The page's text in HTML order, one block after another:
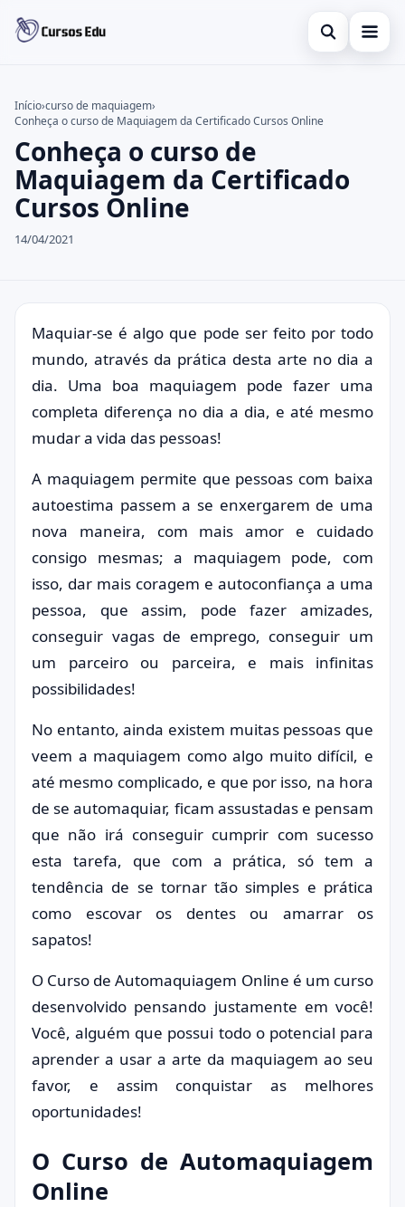
Abrir busca
Inglês
Idiomas
espanhol
Buscar no site
Buscar por:
Pressione Enter para buscar ou ESC para fechar.
Início›curso de maquiagem›
Conheça o curso de Maquiagem da Certificado Cursos Online
Conheça o curso de
Maquiagem da Certificado
Cursos Online
14/04/2021
Maquiar-se é algo que pode ser feito por todo
mundo, através da prática desta arte no dia a
dia. Uma boa maquiagem pode fazer uma
completa diferença no dia a dia, e até mesmo
mudar a vida das pessoas!
A maquiagem permite que pessoas com baixa
autoestima passem a se enxergarem de uma
nova maneira, com mais amor e cuidado
consigo mesmas; a maquiagem pode, com
isso, dar mais coragem e autoconfiança a uma
pessoa, que assim, pode fazer amizades,
conseguir vagas de emprego, conseguir um
um parceiro ou parceira, e mais infinitas
possibilidades!
No entanto, ainda existem muitas pessoas que
veem a maquiagem como algo muito difícil, e
até mesmo complicado, e que por isso, na hora
de se automaquiar, ficam assustadas e pensam
que não irá conseguir cumprir com sucesso
esta tarefa, que com a prática, só tem a
tendência de se tornar tão simples e prática
como escovar os dentes ou amarrar os
sapatos!
O Curso de Automaquiagem Online é um curso
desenvolvido pensando justamente em você!
Você, alguém que possui todo o potencial para
aprender a usar a arte da maquiagem ao seu
favor, e assim conquistar as melhores
oportunidades!
O Curso de Automaquiagem
Online